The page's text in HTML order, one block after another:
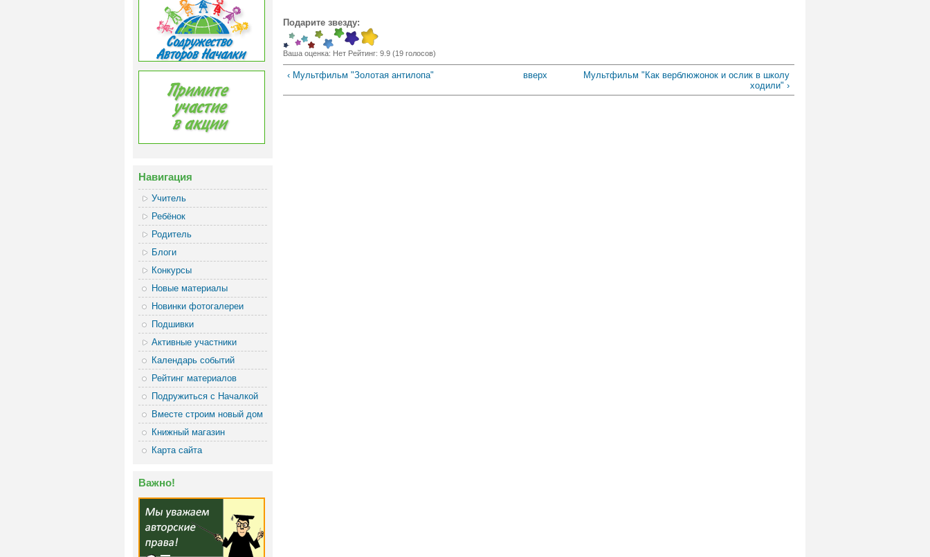
Навигация
Учитель
Ребёнок
Родитель
Блоги
Конкурсы
Новые материалы
Новинки фотогалереи
Подшивки
Активные участники
Календарь событий
Рейтинг материалов
Подружиться с Началкой
Вместе строим новый дом
Книжный магазин
Карта сайта
Важно!
Подарите звезду:
Ваша оценка: Нет Рейтинг: 9.9 (19голосов)
‹ Мультфильм "Золотая антилопа" вверх
Мультфильм "Как верблюжонок и ослик в школу
ходили" ›